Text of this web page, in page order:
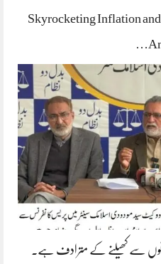
Skyrocketing Inflation
سے کھیلنے کے مترادف ہے۔